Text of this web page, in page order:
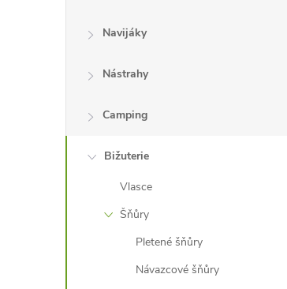
Navijáky
Nástrahy
Camping
Bižuterie
Vlasce
Šňůry
Pletené šňůry
Návazcové šňůry